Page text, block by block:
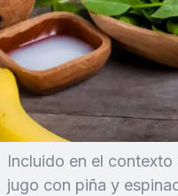
Incluido en el
jugo con piña y